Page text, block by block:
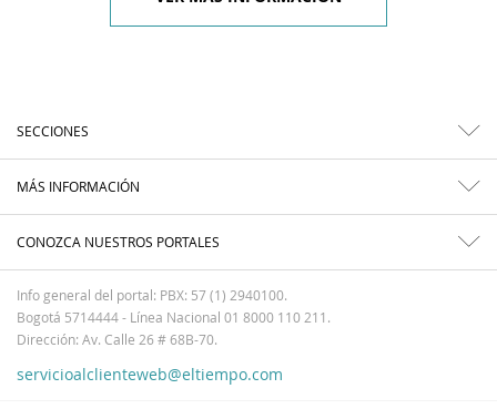
SECCIONES
MÁS INFORMACIÓN
CONOZCA NUESTROS PORTALES
Info general del portal: PBX: 57 (1) 2940100.
Bogotá 5714444 - Línea Nacional 01 8000 110 211.
Dirección: Av. Calle 26 # 68B-70.
servicioalclienteweb@eltiempo.com